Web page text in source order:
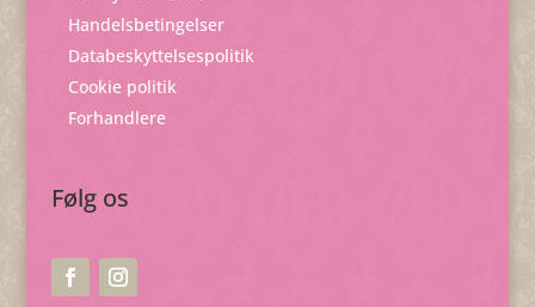
Handelsbetingelser
Databeskyttelsespolitik
Cookie politik
Forhandlere
Følg os